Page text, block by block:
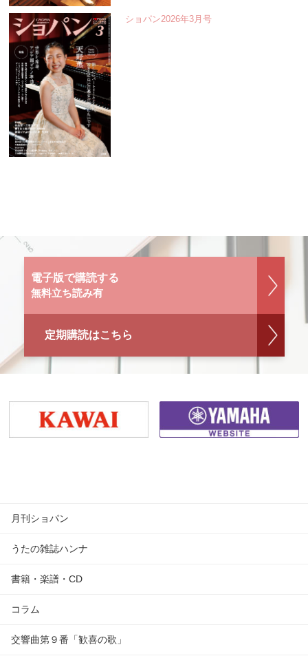
ショパン2026年3月号
電子版で購読する
無料立ち読み有
定期購読はこちら
月刊ショパン
うたの雑誌ハンナ
書籍・楽譜・CD
コラム
交響曲第９番「歓喜の歌」